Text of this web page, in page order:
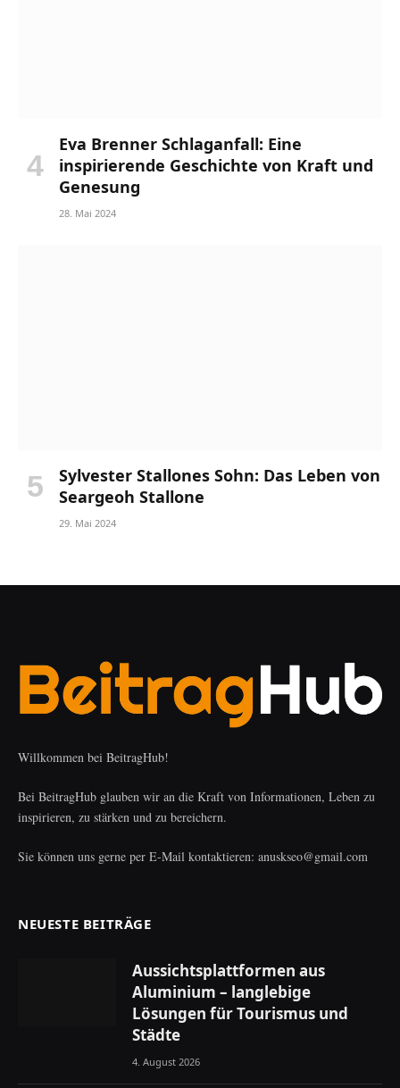
Eva Brenner Schlaganfall: Eine
inspirierende Geschichte von Kraft und
Genesung
28. Mai 2024
Sylvester Stallones Sohn: Das Leben von
Seargeoh Stallone
29. Mai 2024
Willkommen bei BeitragHub!
Bei BeitragHub glauben wir an die Kraft von Informationen, Leben zu
inspirieren, zu stärken und zu bereichern.
Sie können uns gerne per E-Mail kontaktieren: anuskseo@gmail.com
NEUESTE BEITRÄGE
Aussichtsplattformen aus
Aluminium – langlebige
Lösungen für Tourismus und
Städte
4. August 2026